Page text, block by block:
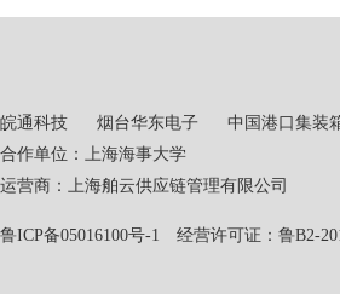
皖通科技 烟台华东电子 中国港口集装
合作单位：上海海事大学
运营商：上海舶云供应链管理有限公
鲁ICP备05016100号-1 经营许可证：鲁B2-